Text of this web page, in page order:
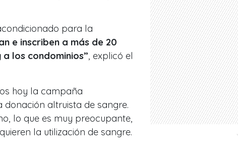
para la
e inscriben a más de 20
los condominios” , explicó el
hoy la campaña
altruista de sangre.
lo que es muy preocupante,
la utilización de sangre.